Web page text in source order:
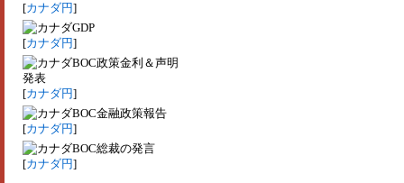
[カナダ円]
GDP
[カナダ円]
BOC政策金利＆声明
発表
[カナダ円]
BOC金融政策報告
[カナダ円]
BOC総裁の発言
[カナダ円]